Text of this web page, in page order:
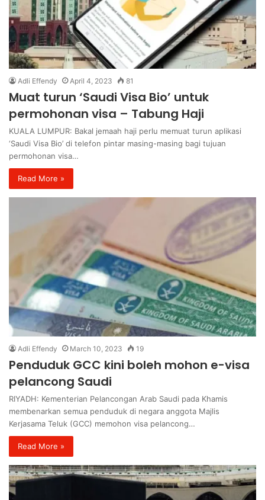
Adli Effendy April 4, 2023 81
Muat turun ‘Saudi Visa Bio’ untuk
permohonan visa – Tabung Haji
KUALA LUMPUR: Bakal jemaah haji perlu memuat turun aplikasi
‘Saudi Visa Bio’ di telefon pintar masing-masing bagi tujuan
permohonan visa…
Read More »
Adli Effendy March 10, 2023 19
Penduduk GCC kini boleh mohon e-visa
pelancong Saudi
RIYADH: Kementerian Pelancongan Arab Saudi pada Khamis
membenarkan semua penduduk di negara anggota Majlis
Kerjasama Teluk (GCC) memohon visa pelancong…
Read More »